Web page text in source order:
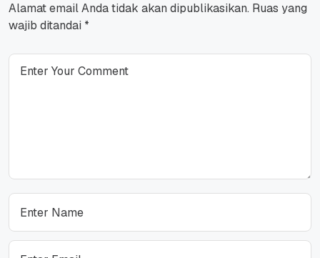
Alamat email Anda tidak akan dipublikasikan. Ruas yang
wajib ditandai *